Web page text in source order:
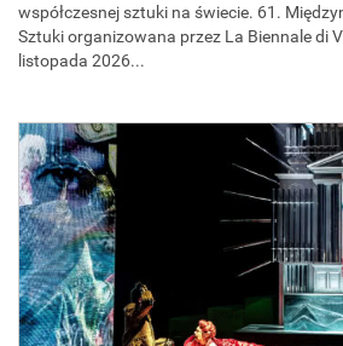
współczesnej sztuki na świecie. 61.
Sztuki organizowana przez La Biennale di
listopada 2026...